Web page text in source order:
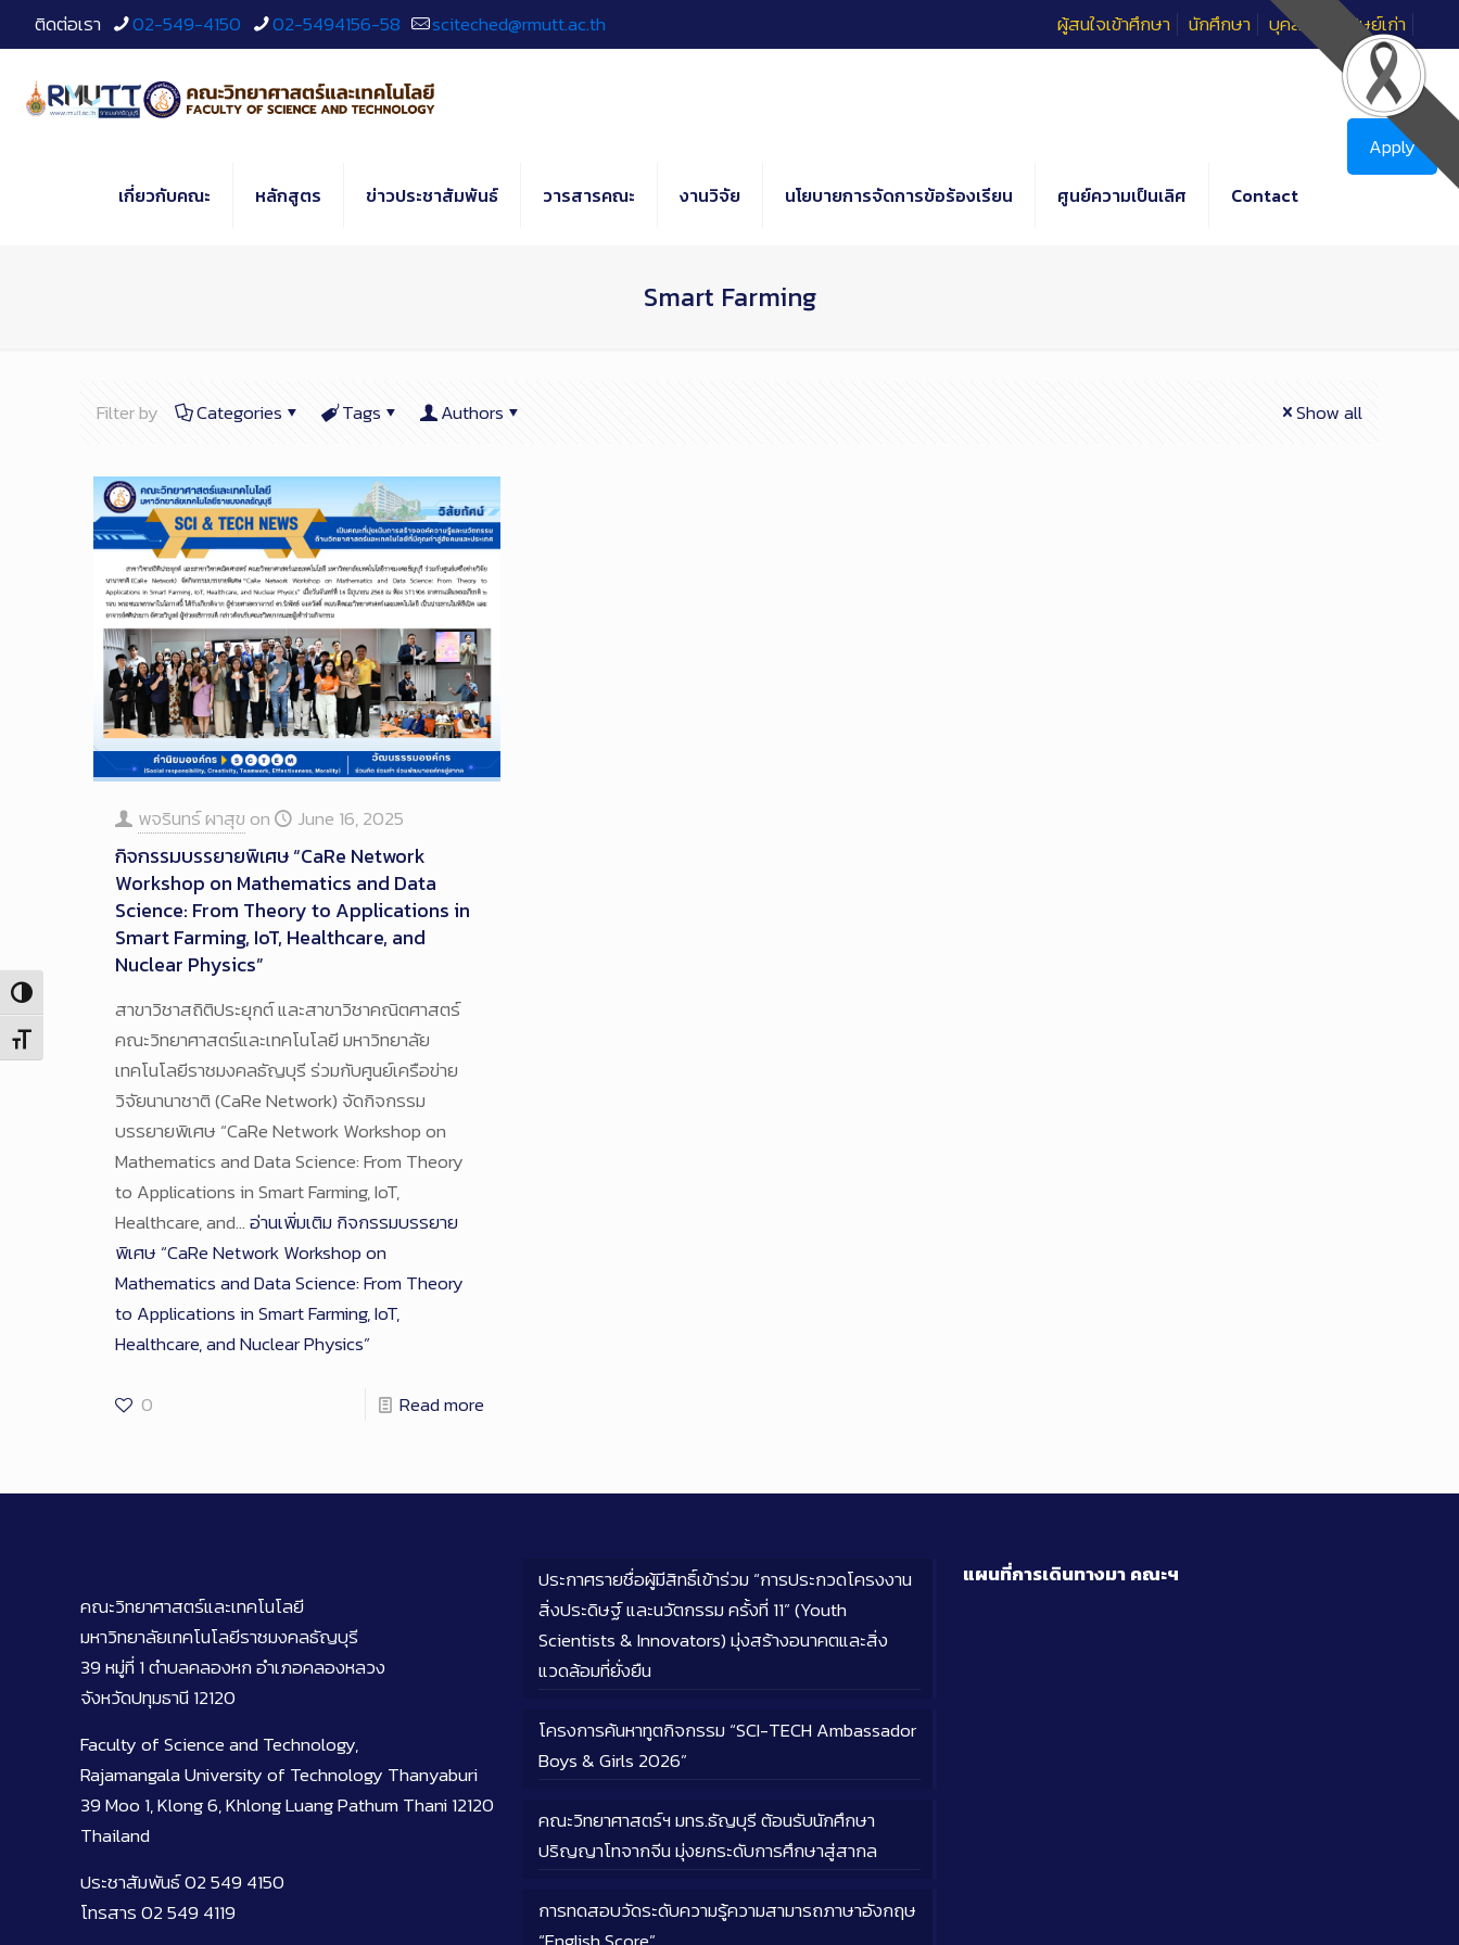
to
Content
Toggle High Contrast
Toggle Font size
ติดต่อเรา 02-549-4150 02-5494156-58 sciteched@rmutt.ac.th ผู้สนใจเข้าศึกษา นักศึกษา บุคลากร ศิษย์เก่า
เกี่ยวกับคณะ หลักสูตร ข่าวประชาสัมพันธ์ วารสารคณะ งานวิจัย นโยบายการจัดการข้อร้องเรียน ศูนย์ความเป็นเลิศ Contact
Apply
Smart Farming
Filter by Categories Tags Authors Show all
พจรินทร์ ผาสุข on June 16, 2025
กิจกรรมบรรยายพิเศษ “CaRe Network
Workshop on Mathematics and Data
Science: From Theory to Applications in
Smart Farming, IoT, Healthcare, and
Nuclear Physics”
สาขาวิชาสถิติประยุกต์ และสาขาวิชาคณิตศาสตร์
คณะวิทยาศาสตร์และเทคโนโลยี มหาวิทยาลัย
เทคโนโลยีราชมงคลธัญบุรี ร่วมกับศูนย์เครือข่าย
วิจัยนานาชาติ (CaRe Network) จัดกิจกรรม
บรรยายพิเศษ “CaRe Network Workshop on
Mathematics and Data Science: From Theory
to Applications in Smart Farming, IoT,
Healthcare, and…อ่านเพิ่มเติม กิจกรรมบรรยาย
พิเศษ “CaRe Network Workshop on
Mathematics and Data Science: From Theory
to Applications in Smart Farming, IoT,
Healthcare, and Nuclear Physics”
0 Read more
คณะวิทยาศาสตร์และเทคโนโลยี
มหาวิทยาลัยเทคโนโลยีราชมงคลธัญบุรี
39 หมู่ที่ 1 ตำบลคลองหก อำเภอคลองหลวง
จังหวัดปทุมธานี 12120
Faculty of Science and Technology,
Rajamangala University of Technology Thanyaburi
39 Moo 1, Klong 6, Khlong Luang Pathum Thani 12120
Thailand
ประชาสัมพันธ์ 02 549 4150
โทรสาร 02 549 4119
ประกาศรายชื่อผู้มีสิทธิ์เข้าร่วม “การประกวดโครงงาน
สิ่งประดิษฐ์ และนวัตกรรม ครั้งที่ 11” (Youth
Scientists & Innovators) มุ่งสร้างอนาคตและสิ่ง
แวดล้อมที่ยั่งยืน
โครงการค้นหาทูตกิจกรรม “SCI-TECH Ambassador
Boys & Girls 2026”
คณะวิทยาศาสตร์ฯ มทร.ธัญบุรี ต้อนรับนักศึกษา
ปริญญาโทจากจีน มุ่งยกระดับการศึกษาสู่สากล
การทดสอบวัดระดับความรู้ความสามารถภาษาอังกฤษ
แผนที่การเดินทางมาคณะฯ